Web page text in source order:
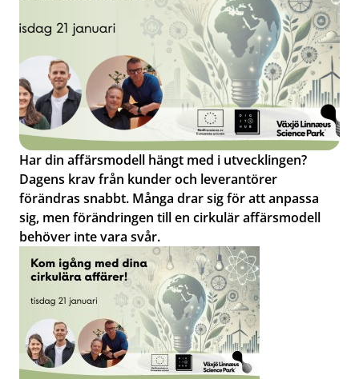
Har din affärsmodell hängt med i utvecklingen?
Dagens krav från kunder och leverantörer
förändras snabbt. Många drar sig för att anpassa
sig, men förändringen till en cirkulär affärsmodell
behöver inte vara svår.